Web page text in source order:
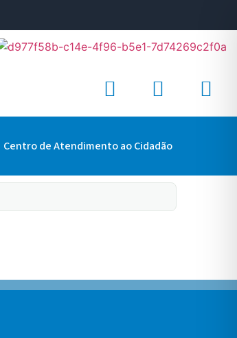
Centro de Atendimento ao Cidadão